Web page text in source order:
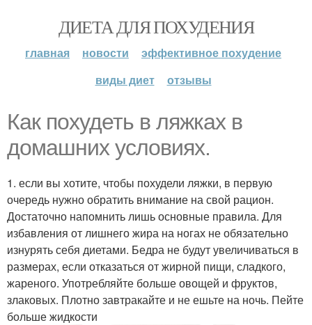
ДИЕТА ДЛЯ ПОХУДЕНИЯ
главная новости
эффективное похудение
виды диет
отзывы
Как похудеть в ляжках в
домашних условиях.
1. если вы хотите, чтобы похудели ляжки, в первую
очередь нужно обратить внимание на свой рацион.
Достаточно напомнить лишь основные правила. Для
избавления от лишнего жира на ногах не обязательно
изнурять себя диетами. Бедра не будут увеличиваться в
размерах, если отказаться от жирной пищи, сладкого,
жареного. Употребляйте больше овощей и фруктов,
злаковых. Плотно завтракайте и не ешьте на ночь. Пейте
больше жидкости